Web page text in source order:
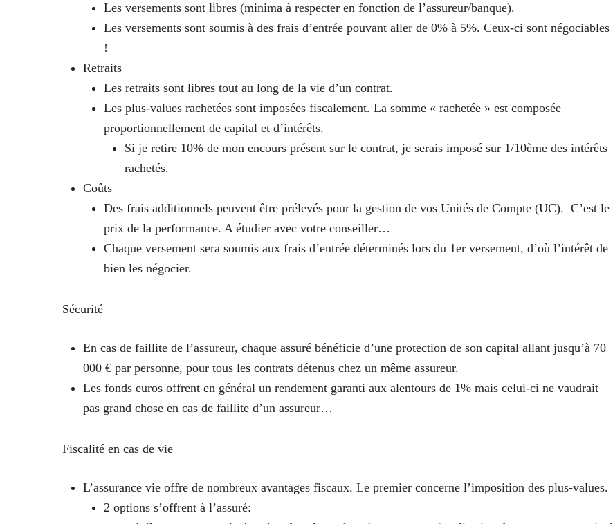
Les versements sont libres (minima à respecter en fonction de l’assureur/banque).
Les versements sont soumis à des frais d’entrée pouvant aller de 0% à 5%. Ceux-ci sont négociables
!
Retraits
Les retraits sont libres tout au long de la vie d’un contrat.
Les plus-values rachetées sont imposées fiscalement. La somme « rachetée » est composée
proportionnellement de capital et d’intérêts.
Si je retire 10% de mon encours présent sur le contrat, je serais imposé sur 1/10ème des intérêts
rachetés.
Coûts
Des frais additionnels peuvent être prélevés pour la gestion de vos Unités de Compte (UC). C’est le
prix de la performance. A étudier avec votre conseiller…
Chaque versement sera soumis aux frais d’entrée déterminés lors du 1er versement, d’où l’intérêt de
bien les négocier.
Sécurité
En cas de faillite de l’assureur, chaque assuré bénéficie d’une protection de son capital allant jusqu’à 70
000 € par personne, pour tous les contrats détenus chez un même assureur.
Les fonds euros offrent en général un rendement garanti aux alentours de 1% mais celui-ci ne vaudrait
pas grand chose en cas de faillite d’un assureur…
Fiscalité en cas de vie
L’assurance vie offre de nombreux avantages fiscaux. Le premier concerne l’imposition des plus-values.
2 options s’offrent à l’assuré: